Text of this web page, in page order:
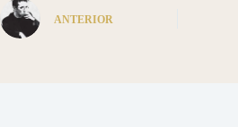
ANTERIOR